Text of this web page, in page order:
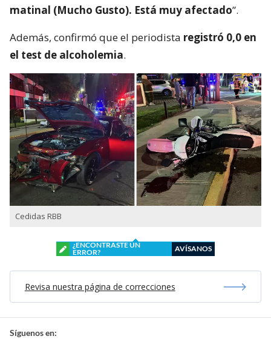
matinal (Mucho Gusto). Está muy afectado”.
Además, confirmó que el periodista registró 0,0 en
el test de alcoholemia.
Cedidas RBB
¿ENCONTRASTE UN
ERROR?
AVÍSANOS
Revisa nuestra página de correcciones
Síguenos en: